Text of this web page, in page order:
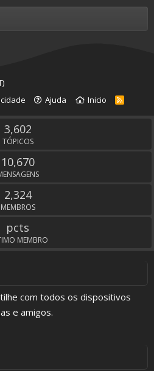
Ajuda Inicio
R
3,602
TÓPICOS
10,670
2,324
MEMBROS
pcts
MEMBRO
com todos os dispositivos
e amigos.